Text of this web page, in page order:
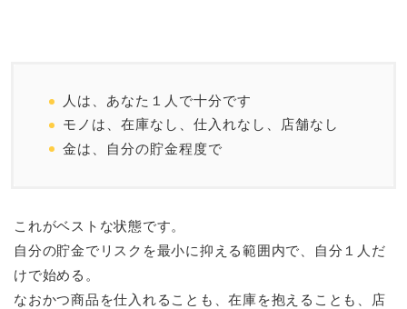
人は、あなた１人で十分です
モノは、在庫なし、仕入れなし、店舗なし
金は、自分の貯金程度で
これがベストな状態です。
自分の貯金でリスクを最小に抑える範囲内で、自分１人だ
けで始める。
なおかつ商品を仕入れることも、在庫を抱えることも、店